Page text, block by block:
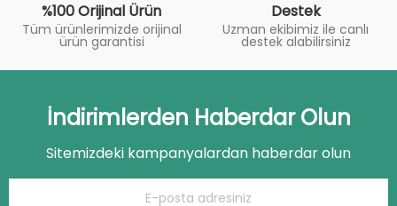
%100 Orijinal Ürün
Tüm ürünlerimizde orijinal
ürün garantisi
Destek
Uzman ekibimiz ile canlı
destek alabilirsiniz
İndirimlerden Haberdar Olun
Sitemizdeki kampanyalardan haberdar olun